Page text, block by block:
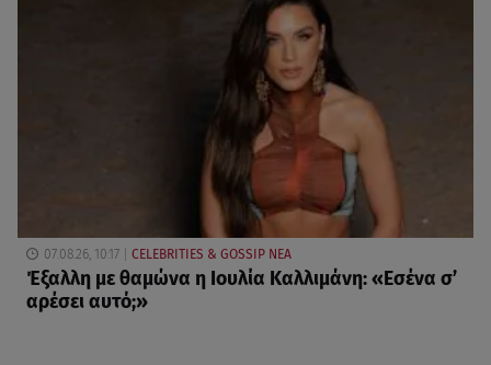
07.08.26, 10:17 CELEBRITIES & GOSSIP ΝΕΑ
Έξαλλη με θαμώνα η Ιουλία Καλλιμάνη: «Εσένα σ’
αρέσει αυτό;»